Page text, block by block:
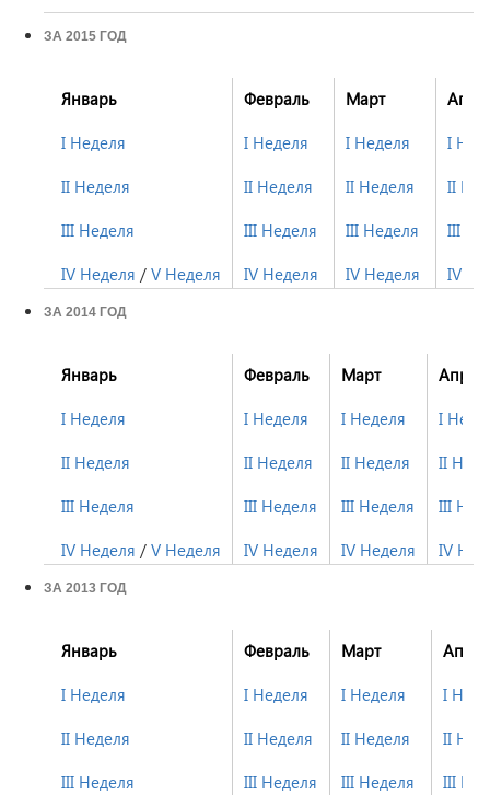
ЗА 2015 ГОД
Январь
I Неделя
II Неделя
III Неделя
IV Неделя / V Неделя
Февраль
I Неделя
II Неделя
III Неделя
IV Неделя
Март
I Неделя
II Неделя
III Неделя
IV Неделя
I
II
III
IV
ЗА 2014 ГОД
Январь
I Неделя
II Неделя
III Неделя
IV Неделя / V Неделя
Февраль
I Неделя
II Неделя
III Неделя
IV Неделя
Март
I Неделя
II Неделя
III Неделя
IV Неделя
I
II
III
IV
ЗА 2013 ГОД
Январь
I Неделя
II Неделя
III Неделя
Февраль
I Неделя
II Неделя
III Неделя
Март
I Неделя
II Неделя
III Неделя
I
II
III